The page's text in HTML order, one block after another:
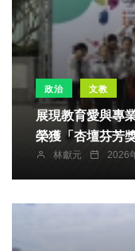
政治 文教
展現教育愛與專
榮獲「杏壇芬芳
林獻元 2026